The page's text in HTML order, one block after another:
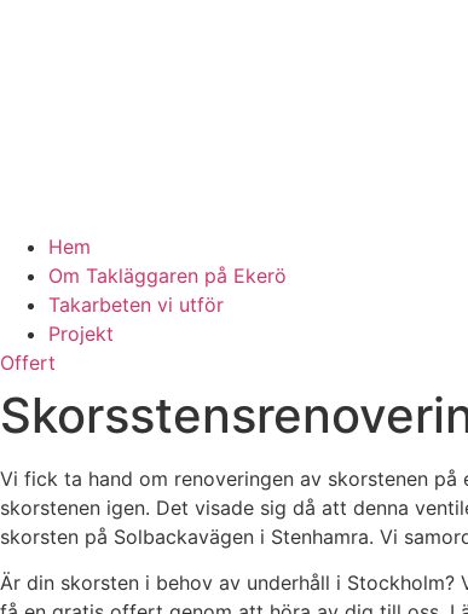
Hem
Om Takläggaren på Ekerö
Takarbeten vi utför
Projekt
Offert
Vi fick ta hand om renoveringen av skorstenen
skorstenen igen. Det visade sig då att denna
skorsten på Solbackavägen i Stenhamra. Vi
Är din skorsten i behov av underhåll i